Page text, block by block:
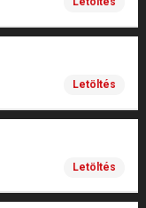
Letöltés
Letöltés